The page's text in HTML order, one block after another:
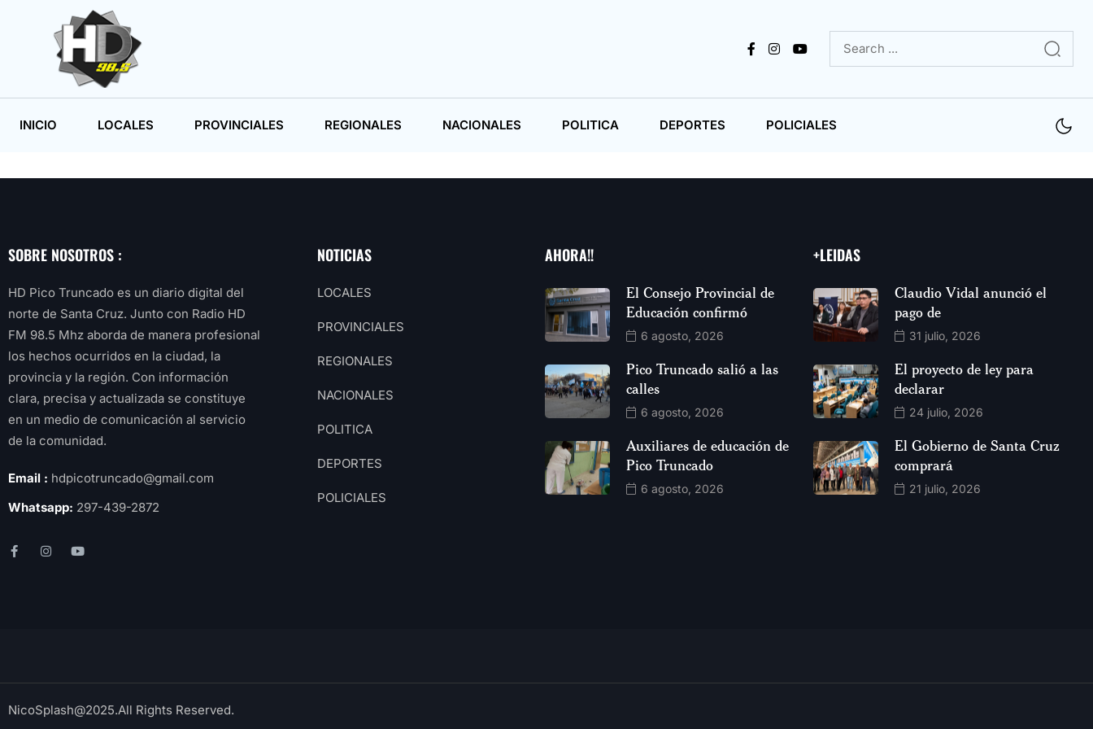
INICIO LOCALES PROVINCIALES REGIONALES NACIONALES POLITICA DEPORTES POLICIALES
SOBRE NOSOTROS :
HD Pico Truncado es un diario digital del
norte de Santa Cruz. Junto con Radio HD
FM 98.5 Mhz aborda de manera profesional
los hechos ocurridos en la ciudad, la
provincia y la región. Con información
clara, precisa y actualizada se constituye
en un medio de comunicación al servicio
de la comunidad.
Email : hdpicotruncado@gmail.com
Whatsapp: 297-439-2872
NOTICIAS
LOCALES
PROVINCIALES
REGIONALES
NACIONALES
POLITICA
DEPORTES
POLICIALES
AHORA!!
El Consejo Provincial de
Educación confirmó
6 agosto, 2026
Pico Truncado salió a las
calles
6 agosto, 2026
Auxiliares de educación de
Pico Truncado
6 agosto, 2026
+LEIDAS
Claudio Vidal anunció el
pago de
31 julio, 2026
El proyecto de ley para
declarar
24 julio, 2026
El Gobierno de Santa Cruz
comprará
21 julio, 2026
NicoSplash@2025.All Rights Reserved.